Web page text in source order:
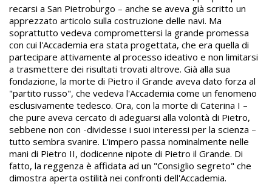
recarsi a San Pietroburgo – anche se aveva già scritto un
apprezzato articolo sulla costruzione delle navi. Ma
soprattutto vedeva compromettersi la grande promessa
con cui l'Accademia era stata progettata, che era quella di
partecipare attivamente al processo ideativo e non limitarsi
a trasmettere dei risultati trovati altrove. Già alla sua
fondazione, la morte di Pietro il Grande aveva dato forza al
"partito russo", che vedeva l'Accademia come un fenomeno
esclusivamente tedesco. Ora, con la morte di Caterina I –
che pure aveva cercato di adeguarsi alla volontà di Pietro,
sebbene non con -dividesse i suoi interessi per la scienza –
tutto sembra svanire. L'impero passa nominalmente nelle
mani di Pietro II, dodicenne nipote di Pietro il Grande. Di
fatto, la reggenza è affidata ad un "Consiglio segreto" che
dimostra aperta ostilità nei confronti dell'Accademia.